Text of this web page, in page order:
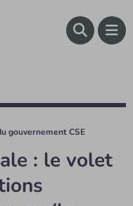
gouvernement CSE
: le volet